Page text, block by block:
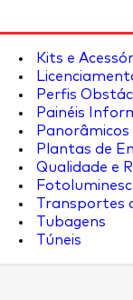
Kits e
Perfis
Painéis
Panorâmicos
Plantas de
Qualidade e
Transportes
Tubagens
Túneis